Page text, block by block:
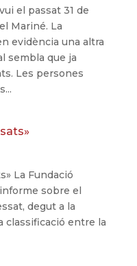
el passat 31 de
Mariné. La
evidència una altra
sembla que ja
Les persones
La Fundació
sobre el
degut a la
classificació entre la